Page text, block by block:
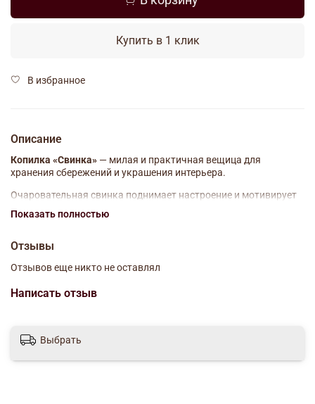
Купить в 1 клик
В избранное
Описание
Копилка «Свинка» — милая и практичная вещица для
хранения сбережений и украшения интерьера.
Очаровательная свинка поднимает настроение и мотивирует
компактным размерам копилка легко разместится на полке,
Mrs/Mr, что делает копилку особенно удачным вариантом для
Показать полностью
Отзывы
Отзывов еще никто не оставлял
Написать отзыв
Выбрать